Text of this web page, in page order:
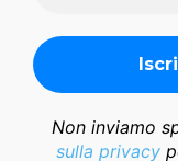
Non inviamo
sulla privacy